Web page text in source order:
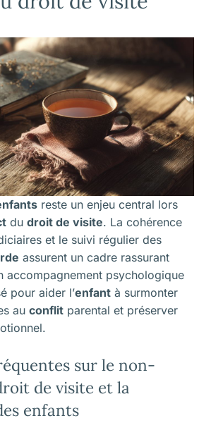
reste un enjeu central lors
du droit de visite. La cohérence
et le suivi régulier des
assurent un cadre rassurant
accompagnement psychologique
pour aider l’enfant à surmonter
au conflit parental et préserver
sur le non-
de visite et la
enfants